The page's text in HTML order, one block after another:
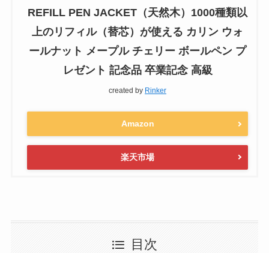
REFILL PEN JACKET（天然木）1000種類以
上のリフィル（替芯）が使える カリン ウォ
ールナット メープル チェリー ボールペン プ
レゼント 記念品 卒業記念 高級
created by Rinker
Amazon
楽天市場
目次